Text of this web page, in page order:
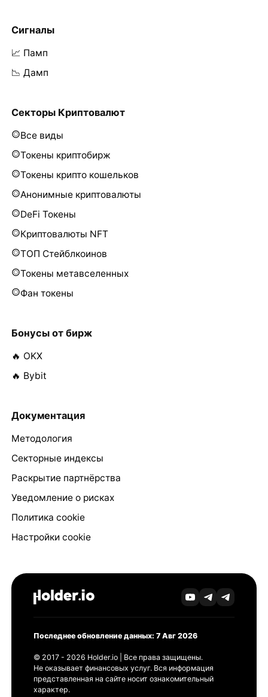
Сигналы
📈 Памп
📉 Дамп
Секторы Криптовалют
Все виды
Токены криптобирж
Токены крипто кошельков
Анонимные криптовалюты
DeFi Токены
Криптовалюты NFT
ТОП Стейблкоинов
Токены метавселенных
Фан токены
Бонусы от бирж
🔥 OKX
🔥 Bybit
Документация
Методология
Секторные индексы
Раскрытие партнёрства
Уведомление о рисках
Политика cookie
Настройки cookie
Последнее обновление данных: 7 Авг 2026
© 2017 - 2026 Holder.io | Все права защищены.
Не оказывает финансовых услуг. Вся информация
представленная на сайте носит ознакомительный
характер.